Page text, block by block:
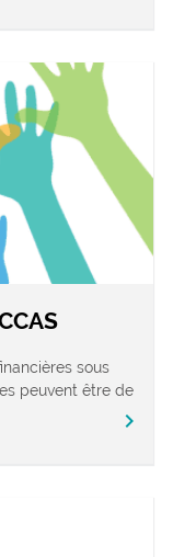
sous
peuvent être de
chevron_right